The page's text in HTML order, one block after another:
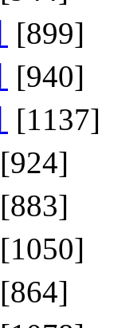
[899]
[940]
[1137]
[924]
[883]
[1050]
[864]